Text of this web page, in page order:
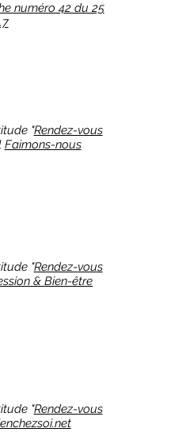
numéro 42 du 25
"Rendez-vous
Faimons-nous
"Rendez-vous
& Bien-être
"Rendez-vous